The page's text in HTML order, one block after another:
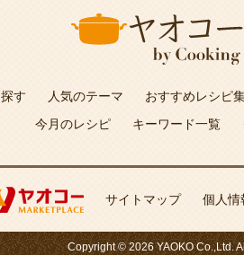
す 人気のテーマ おすすめレシピ
今月のレシピ
キーワード一覧
サイトマップ 個人情
Copyright © 2026 YAOKO Co.,Ltd.